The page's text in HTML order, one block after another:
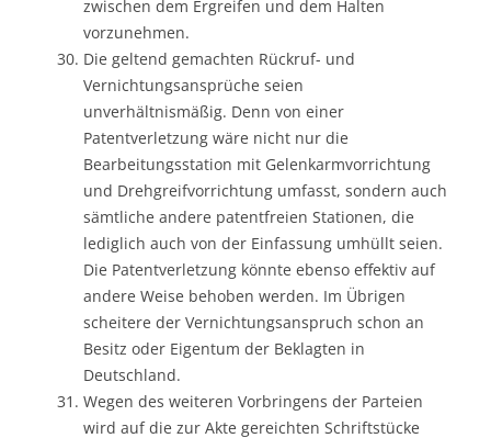
zwischen dem Ergreifen und dem Halten
vorzunehmen.
Die geltend gemachten Rückruf- und
Vernichtungsansprüche seien
unverhältnismäßig. Denn von einer
Patentverletzung wäre nicht nur die
Bearbeitungsstation mit Gelenkarmvorrichtung
und Drehgreifvorrichtung umfasst, sondern auch
sämtliche andere patentfreien Stationen, die
lediglich auch von der Einfassung umhüllt seien.
Die Patentverletzung könnte ebenso effektiv auf
andere Weise behoben werden. Im Übrigen
scheitere der Vernichtungsanspruch schon an
Besitz oder Eigentum der Beklagten in
Deutschland.
Wegen des weiteren Vorbringens der Parteien
wird auf die zur Akte gereichten Schriftstücke